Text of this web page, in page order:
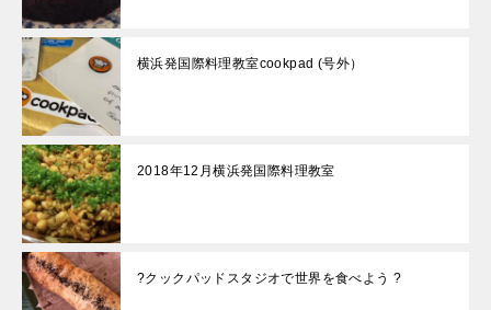
横浜発国際料理教室cookpad (号外）
2018年12月横浜発国際料理教室
?クックパッドスタジオで世界を食べよう ?